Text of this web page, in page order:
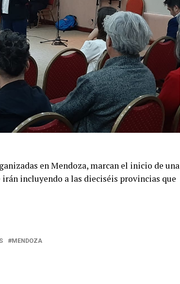
en Mendoza, marcan el inicio de una
incluyendo a las dieciséis provincias que
MENDOZA